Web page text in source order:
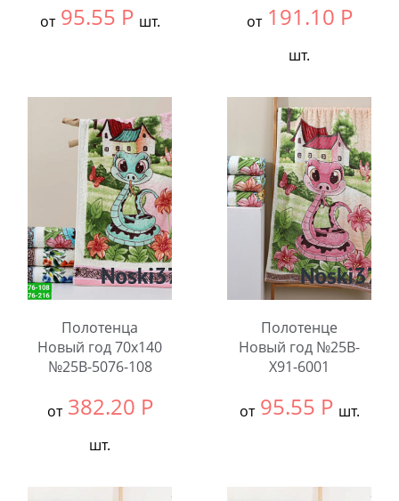
от 95.55 Р шт.
Количество:
от 191.10 Р
шт.
В упаковке:
6
шт.
Количество:
Полотенца
Новый год 70x140
№25B-5076-108
от 382.20 Р
шт.
Полотенце
Новый год №25B-
X91-6001
от 95.55 Р шт.
шт.